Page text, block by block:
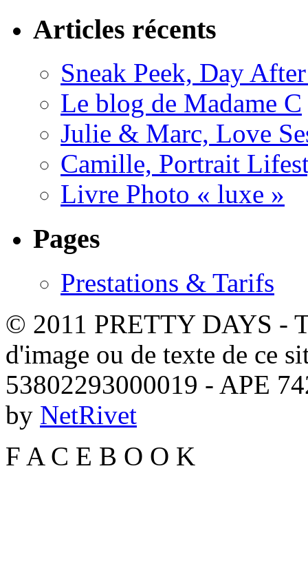
Articles récents
Sneak Peek, Day
Le blog de Madame C
Julie & Marc, Love
Camille, Portrait
Livre Photo « luxe »
Pages
Prestations & Tarifs
© 2011 PRETTY DAYS -
d'image ou de texte de ce
53802293000019 - APE
by NetRivet
F A C E B O O K